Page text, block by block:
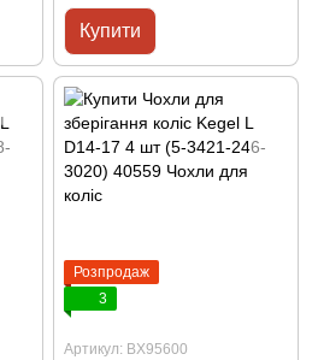
Купити
Розпродаж
3
Артикул: BX95600